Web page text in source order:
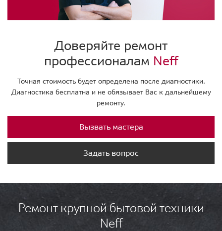
Доверяйте ремонт
профессионалам Neff
Точная стоимость будет определена после диагностики.
Диагностика бесплатна и не обязывает Вас к дальнейшему
ремонту.
Вызвать мастера
Задать вопрос
Ремонт крупной бытовой техники
Neff